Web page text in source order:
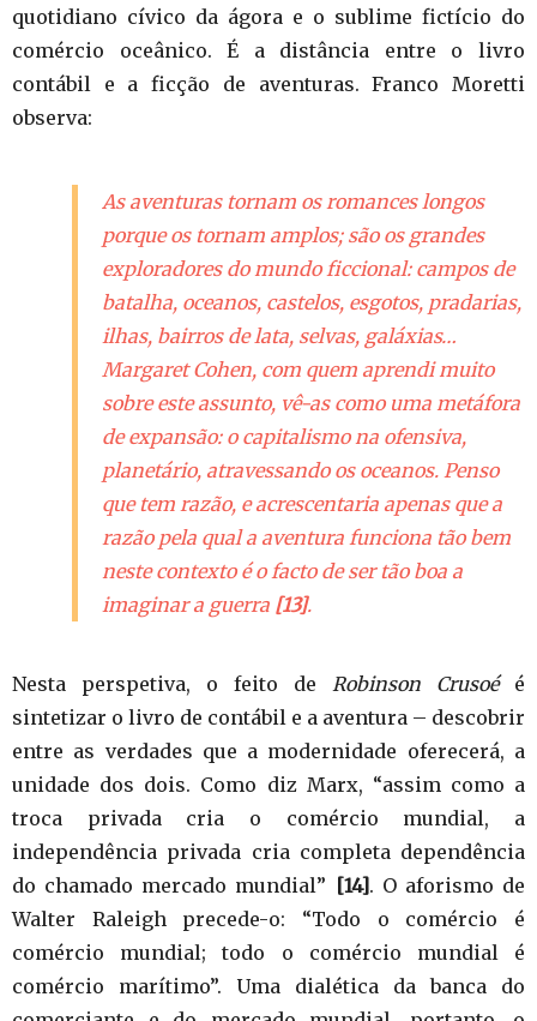
quotidiano cívico da ágora e o sublime fictício do
comércio oceânico. É a distância entre o livro
contábil e a ficção de aventuras. Franco Moretti
observa:
As aventuras tornam os romances longos
porque os tornam amplos; são os grandes
exploradores do mundo ficcional: campos de
batalha, oceanos, castelos, esgotos, pradarias,
ilhas, bairros de lata, selvas, galáxias…
Margaret Cohen, com quem aprendi muito
sobre este assunto, vê-as como uma metáfora
de expansão: o capitalismo na ofensiva,
planetário, atravessando os oceanos. Penso
que tem razão, e acrescentaria apenas que a
razão pela qual a aventura funciona tão bem
neste contexto é o facto de ser tão boa a
imaginara guerra [13].
Nesta perspetiva, o feito de Robinson Crusoé é
sintetizar o livro de contábil e a aventura – descobrir
entre as verdades que a modernidade oferecerá, a
unidade dos dois. Como diz Marx, “assim como a
troca privada cria o comércio mundial, a
independência privada cria completa dependência
do chamado mercado mundial”
[14] . O aforismo de
Walter Raleigh precede-o: “Todo o comércio é
comércio mundial; todo o comércio mundial é
comércio marítimo”. Uma dialética da banca do